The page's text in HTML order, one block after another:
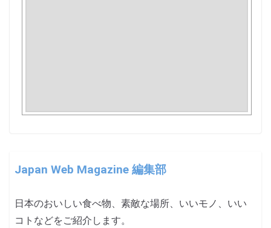
Japan Web Magazine 編集部
日本のおいしい食べ物、素敵な場所、いいモノ、いい
コトなどをご紹介します。